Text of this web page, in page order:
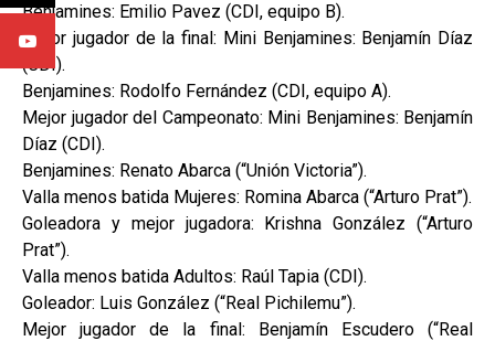
Benjamines: Emilio Pavez (CDI, equipo B).
Mejor jugador de la final: Mini Benjamines: Benjamín Díaz
(CDI).
Benjamines: Rodolfo Fernández (CDI, equipo A).
Mejor jugador del Campeonato: Mini Benjamines: Benjamín
Díaz (CDI).
Benjamines: Renato Abarca (“Unión Victoria”).
Valla menos batida Mujeres: Romina Abarca (“Arturo Prat”).
Goleadora y mejor jugadora: Krishna González (“Arturo
Prat”).
Valla menos batida Adultos: Raúl Tapia (CDI).
Goleador: Luis González (“Real Pichilemu”).
Mejor jugador de la final: Benjamín Escudero (“Real